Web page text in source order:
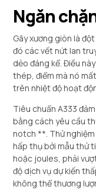
Ngăn
Gãy xương giòn là
đó các vết nứt lan
dẻo đáng kể. Điều
thép, điểm mà nó
trên nhiệt độ hoạt
Tiêu chuẩn A333
bằng cách yêu cầu
notch **. Thử
hấp thụ bởi mẫu thử
hoặc joules, phải
độ dịch vụ dự kiến
không thể thương